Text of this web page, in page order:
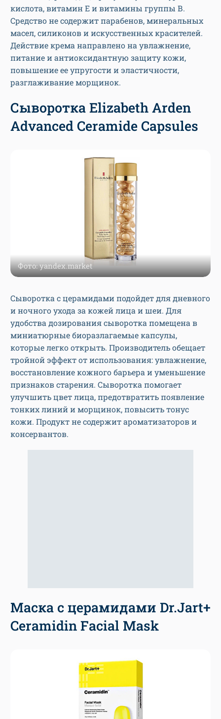
кислота, витамин Е и витамины группы В.
Средство не содержит парабенов, минеральных
масел, силиконов и искусственных красителей.
Действие крема направлено на увлажнение,
питание и антиоксидантную защиту кожи,
повышение ее упругости и эластичности,
разглаживание морщинок.
Сыворотка Elizabeth Arden
Advanced Ceramide Capsules
Фото: yandex.market
Сыворотка с церамидами подойдет для дневного
и ночного ухода за кожей лица и шеи. Для
удобства дозирования сыворотка помещена в
миниатюрные биоразлагаемые капсулы,
которые легко открыть. Производитель обещает
тройной эффект от использования: увлажнение,
восстановление кожного барьера и уменьшение
признаков старения. Сыворотка помогает
улучшить цвет лица, предотвратить появление
тонких линий и морщинок, повысить тонус
кожи. Продукт не содержит ароматизаторов и
консервантов.
Маска с церамидами Dr.Jart+
Ceramidin Facial Mask